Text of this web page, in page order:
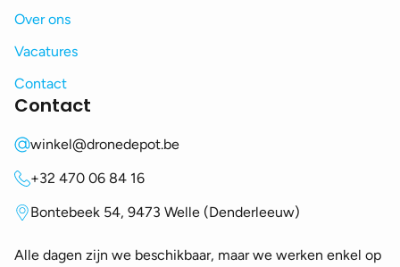
Over ons
Vacatures
Contact
Contact
winkel@dronedepot.be
+32 470 06 84 16
Bontebeek 54, 9473 Welle (Denderleeuw)
Alle dagen zijn we beschikbaar, maar we werken enkel op